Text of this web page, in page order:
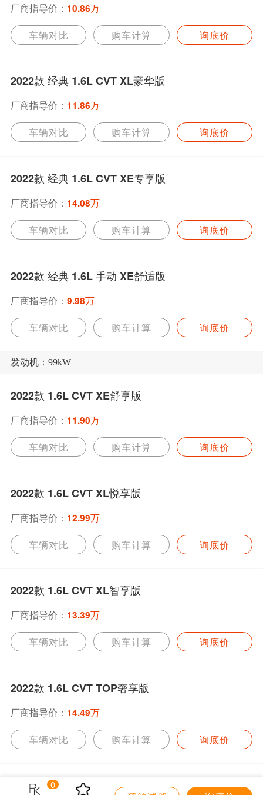
厂商指导价： 10.86万
车辆对比 购车计算 询底价
2022款 经典 1.6L CVT XL豪华版
厂商指导价： 11.86万
车辆对比 购车计算 询底价
2022款 经典 1.6L CVT XE专享版
厂商指导价： 14.08万
车辆对比 购车计算 询底价
2022款 经典 1.6L 手动 XE舒适版
厂商指导价： 9.98万
车辆对比 购车计算 询底价
发动机：99kW
2022款 1.6L CVT XE舒享版
厂商指导价： 11.90万
车辆对比 购车计算 询底价
2022款 1.6L CVT XL悦享版
厂商指导价： 12.99万
车辆对比 购车计算 询底价
2022款 1.6L CVT XL智享版
厂商指导价： 13.39万
车辆对比 购车计算 询底价
2022款 1.6L CVT TOP奢享版
厂商指导价： 14.49万
车辆对比 购车计算 询底价
0